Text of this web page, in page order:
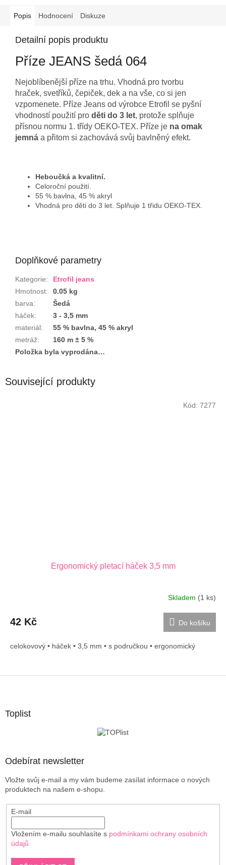
Popis Hodnocení Diskuze
Detailní popis produktu
Příze JEANS šedá 064
Nejoblíbenější příze na trhu. Vhodná pro tvorbu
hraček, svetříků, čepiček, dek a na vše, co si jen
vzpomenete. Příze Jeans od výrobce Etrofil se pyšní
vhodností použití pro děti do 3 let, protože splňuje
přísnou normu 1. třídy OEKO-TEX. Příze je na omak
jemná a přitom si zachovává svůj bavlněný efekt.
Heboučká a kvalitní.
Celoroční použití.
55 % bavlna, 45 % akryl
Vhodná pro děti do 3 let. Splňuje 1 třidu OEKO-TEX.
Doplňkové parametry
Kategorie:
Etrofil jeans
Hmotnost:
0.05 kg
barva:
Šedá
háček:
3 - 3,5 mm
materiál:
55 % bavlna, 45 % akryl
metráž:
160 m ± 5 %
Položka byla vyprodána…
Související produkty
Ergonomický pletací háček 3,5 mm
Skladem (1 ks)
42 Kč Do košíku
celokovový • háček • 3,5 mm • s područkou • ergonomický
Kód: 7277
Toplist
Odebírat newsletter
Vložte svůj e-mail a my vám budeme zasílat informace o nových
produktech na našem e-shopu.
E-mail
Vložením e-mailu souhlasíte s podmínkami ochrany osobních
údajů